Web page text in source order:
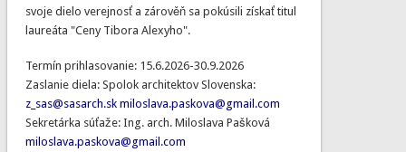
svoje dielo verejnosť a zárověň sa pokúsili získať titul
laureáta "Ceny Tibora Alexyho".
Termín prihlasovanie: 15.6.2026-30.9.2026
Zaslanie diela: Spolok architektov Slovenska:
z_sas@sasarch.sk miloslava.paskova@gmail.com
Sekretárka súťaže: Ing. arch. Miloslava Pašková
miloslava.paskova@gmail.com